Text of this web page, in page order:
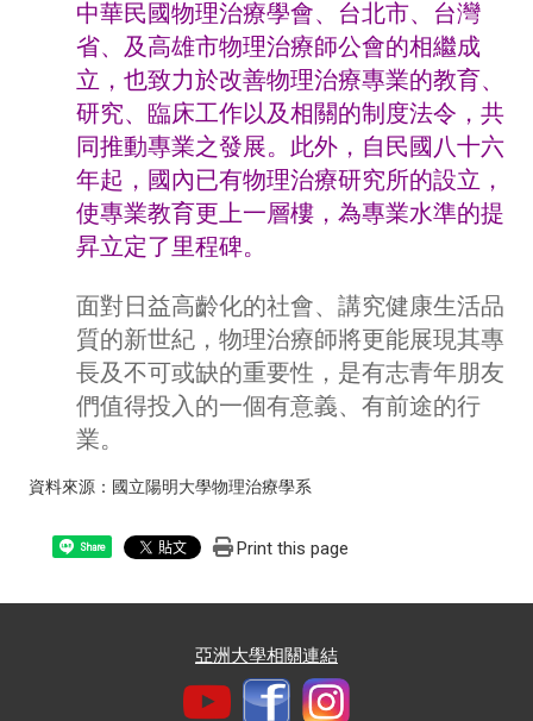
中華民國物理治療學會、台北市、台灣
省、及高雄市物理治療師公會的相繼成
立，也致力於改善物理治療專業的教育、
研究、臨床工作以及相關的制度法令，共
同推動專業之發展。此外，自民國八十六
年起，國內已有物理治療研究所的設立，
使專業教育更上一層樓，為專業水準的提
昇立定了里程碑。
面對日益高齡化的社會、講究健康生活品
質的新世紀，物理治療師將更能展現其專
長及不可或缺的重要性，是有志青年朋友
們值得投入的一個有意義、有前途的行
業。
資料來源： 國立陽明大學物理治療學系
Share Print this page
亞洲大學相關連結